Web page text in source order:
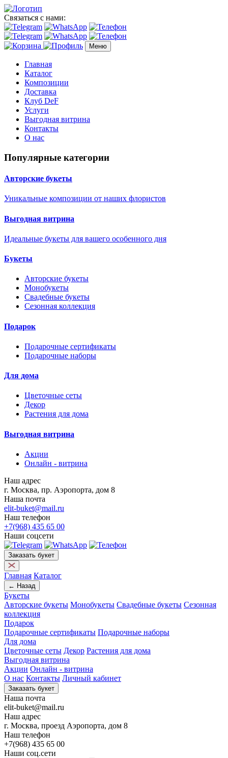
Связаться с нами:
Меню
Главная
Каталог
Композиции
Доставка
Клуб DeF
Услуги
Выгодная витрина
Контакты
О нас
Популярные категории
Авторские букеты
Уникальные композиции от наших флористов
Выгодная витрина
Идеальные букеты для вашего особенного дня
Букеты
Авторские букеты
Монобукеты
Свадебные букеты
Сезонная коллекция
Подарок
Подарочные сертификаты
Подарочные наборы
Для дома
Цветочные сеты
Декор
Растения для дома
Выгодная витрина
Акции
Онлайн - витрина
Наш адрес
г. Москва, пр. Аэропорта, дом 8
Наша почта
elit-buket@mail.ru
Наш телефон
+7(968) 435 65 00
Наши соцсети
Заказать букет
Главная Каталог
← Назад
Букеты
Авторские букеты Монобукеты Свадебные букеты Сезонная
коллекция
Подарок
Подарочные сертификаты Подарочные наборы
Для дома
Цветочные сеты Декор Растения для дома
Выгодная витрина
Акции Онлайн - витрина
О нас Контакты Личный кабинет
Заказать букет
Наша почта
elit-buket@mail.ru
Наш адрес
г. Москва, проезд Аэропорта, дом 8
Наш телефон
+7(968) 435 65 00
Наши соц.сети